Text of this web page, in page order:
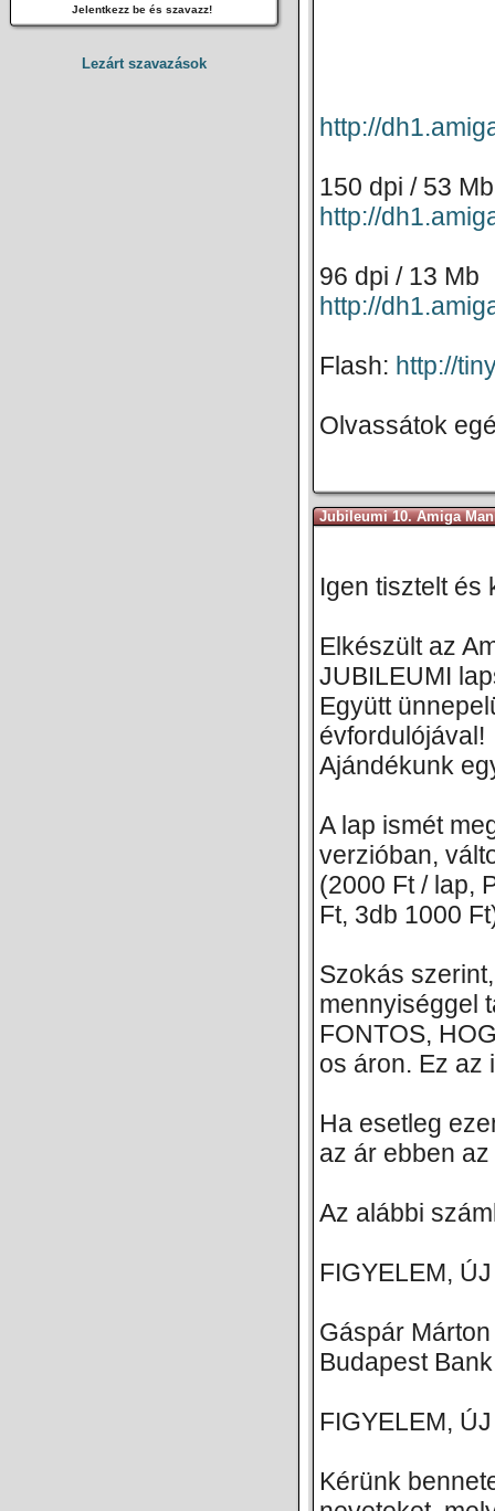
Jelentkezz be és szavazz!
Lezárt szavazások
http://
150 dpi / 53 Mb
http://
96 dpi / 13 Mb
http://
Flash: http://
Olvassátok
Jubileumi 10. Amiga
Igen tisztelt és
Elkészült az
JUBILEUMI
Együtt
évfordulójával!
Ajándékunk
A lap ismét
verzióban,
(2000 Ft / lap,
Ft, 3db 1000
Szokás
mennyiséggel
FONTOS,
os áron. Ez az
Ha esetleg
az ár ebben
Az alábbi
FIGYELEM,
Gáspár
Budapest
FIGYELEM,
Kérünk